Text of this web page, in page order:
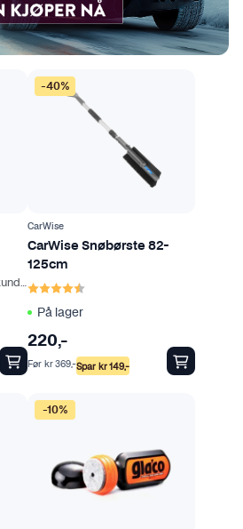
Fjern is fra frontruten på sekunder
-40%
CarWise
CarWise Snøbørste 82-
125cm
Karakter:
På lager
220,-
Spar kr149,-
Før kr369,-
-10%